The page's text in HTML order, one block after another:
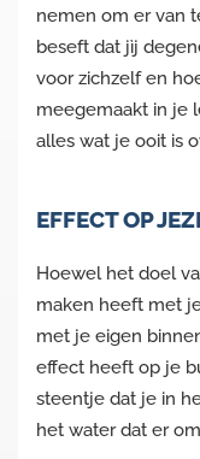
nemen om er van
beseft dat jìj
voor zichzelf en
meegemaakt in je
alles wat je ooit is
EFFECT OP
Hoewel het doel
maken heeft met
met je eigen
effect heeft op je
steentje dat je in
het water dat er